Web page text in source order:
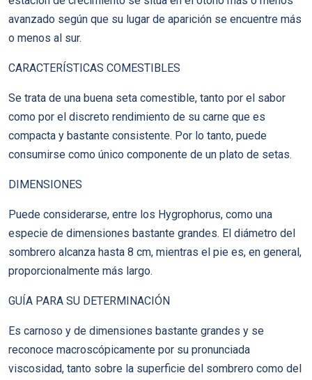
avanzado según que su lugar de aparición se encuentre más
o menos al sur.
CARACTERÍSTICAS COMESTIBLES
Se trata de una buena seta comestible, tanto por el sabor
como por el discreto rendimiento de su carne que es
compacta y bastante consistente. Por lo tanto, puede
consumirse como único componente de un plato de setas.
DIMENSIONES
Puede considerarse, entre los Hygrophorus, como una
especie de dimensiones bastante grandes. El diámetro del
sombrero alcanza hasta 8 cm, mientras el pie es, en general,
proporcionalmente más largo.
GUÍA PARA SU DETERMINACIÓN
Es carnoso y de dimensiones bastante grandes y se
reconoce macroscópicamente por su pronunciada
viscosidad, tanto sobre la superficie del sombrero como del